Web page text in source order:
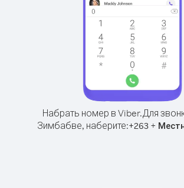
Набрать номер в Viber.Для
Зимбабве, наберите:+263 +